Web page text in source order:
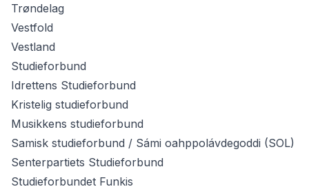
Trøndelag
Vestfold
Vestland
Studieforbund
Idrettens Studieforbund
Kristelig studieforbund
Musikkens studieforbund
Samisk studieforbund / Sámi oahppolávdegoddi (SOL)
Senterpartiets Studieforbund
Studieforbundet Funkis